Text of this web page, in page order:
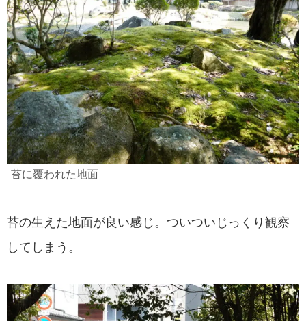
苔に覆われた地面
苔の生えた地面が良い感じ。ついついじっくり観察
してしまう。